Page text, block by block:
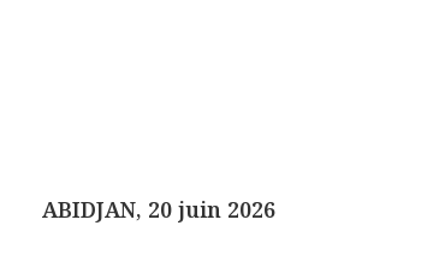
ABIDJAN, 20 juin 2026